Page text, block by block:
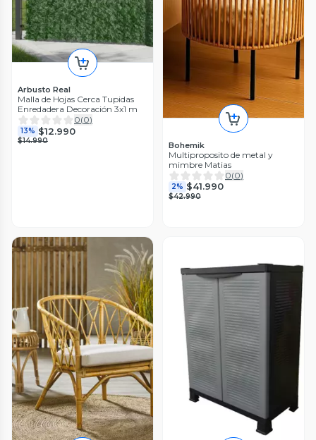
Arbusto Real
Malla de Hojas Cerca Tupidas
Enredadera Decoración 3x1 m
0(0)
13% $12.990
$14.990 Bohemik
Multiproposito de metal y
mimbre Matias
0(0)
2% $41.990
$42.990